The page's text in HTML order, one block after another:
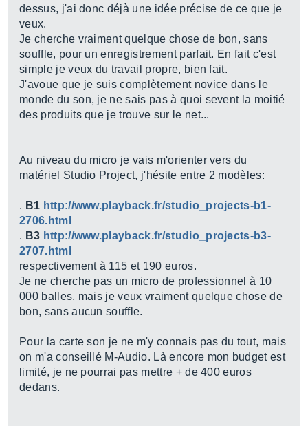
dessus, j'ai donc déjà une idée précise de ce que je
veux.
Je cherche vraiment quelque chose de bon, sans
souffle, pour un enregistrement parfait. En fait c'est
simple je veux du travail propre, bien fait.
J'avoue que je suis complètement novice dans le
monde du son, je ne sais pas à quoi sevent la moitié
des produits que je trouve sur le net...
Au niveau du micro je vais m'orienter vers du
matériel Studio Project, j'hésite entre 2 modèles:
. B1 http://www.playback.fr/studio_projects-b1-
2706.html
. B3 http://www.playback.fr/studio_projects-b3-
2707.html
respectivement à 115 et 190 euros.
Je ne cherche pas un micro de professionnel à 10
000 balles, mais je veux vraiment quelque chose de
bon, sans aucun souffle.
Pour la carte son je ne m'y connais pas du tout, mais
on m'a conseillé M-Audio. Là encore mon budget est
limité, je ne pourrai pas mettre + de 400 euros
dedans.